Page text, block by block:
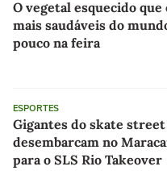
O vegetal esquecido que
mais saudáveis do
pouco na feira
ESPORTES
Gigantes do skate
desembarcam no
para o SLS Rio Takeover